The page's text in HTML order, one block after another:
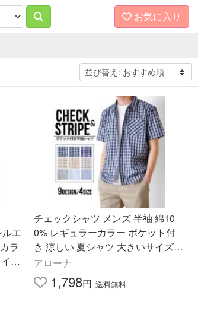
お気に入り
エ
ラ
チェックシャツ メンズ 半袖 綿10
0% レギュラーカラー ポケット付
き 涼しい 夏シャツ 大きいサイズ対
応 爆買 送料無料 通販Y
アローナ
1,798円 送料無料